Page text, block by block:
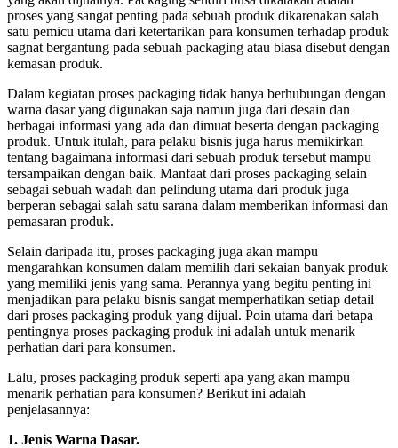
proses yang sangat penting pada sebuah produk dikarenakan salah
satu pemicu utama dari ketertarikan para konsumen terhadap produk
sagnat bergantung pada sebuah packaging atau biasa disebut dengan
kemasan produk.
Dalam kegiatan proses packaging tidak hanya berhubungan dengan
warna dasar yang digunakan saja namun juga dari desain dan
berbagai informasi yang ada dan dimuat beserta dengan packaging
produk. Untuk itulah, para pelaku bisnis juga harus memikirkan
tentang bagaimana informasi dari sebuah produk tersebut mampu
tersampaikan dengan baik. Manfaat dari proses packaging selain
sebagai sebuah wadah dan pelindung utama dari produk juga
berperan sebagai salah satu sarana dalam memberikan informasi dan
pemasaran produk.
Selain daripada itu, proses packaging juga akan mampu
mengarahkan konsumen dalam memilih dari sekaian banyak produk
yang memiliki jenis yang sama. Perannya yang begitu penting ini
menjadikan para pelaku bisnis sangat memperhatikan setiap detail
dari proses packaging produk yang dijual. Poin utama dari betapa
pentingnya proses packaging produk ini adalah untuk menarik
perhatian dari para konsumen.
Lalu, proses packaging produk seperti apa yang akan mampu
menarik perhatian para konsumen? Berikut ini adalah
penjelasannya:
1. Jenis Warna Dasar.